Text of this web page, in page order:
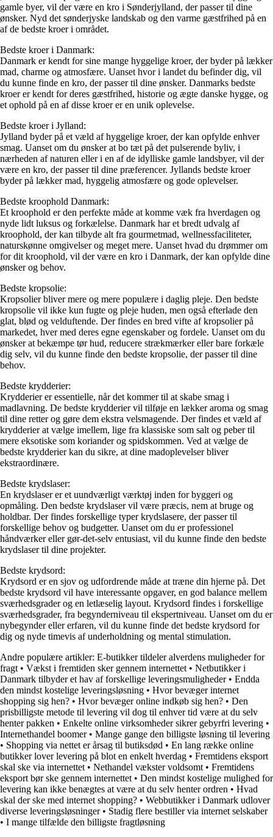
gamle byer, vil der være en kro i Sønderjylland, der passer til dine
ønsker. Nyd det sønderjyske landskab og den varme gæstfrihed på en
af de bedste kroer i området.
Bedste kroer i Danmark:
Danmark er kendt for sine mange hyggelige kroer, der byder på lækker
mad, charme og atmosfære. Uanset hvor i landet du befinder dig, vil
du kunne finde en kro, der passer til dine ønsker. Danmarks bedste
kroer er kendt for deres gæstfrihed, historie og ægte danske hygge, og
et ophold på en af disse kroer er en unik oplevelse.
Bedste kroer i Jylland:
Jylland byder på et væld af hyggelige kroer, der kan opfylde enhver
smag. Uanset om du ønsker at bo tæt på det pulserende byliv, i
nærheden af naturen eller i en af de idylliske gamle landsbyer, vil der
være en kro, der passer til dine præferencer. Jyllands bedste kroer
byder på lækker mad, hyggelig atmosfære og gode oplevelser.
Bedste kroophold Danmark:
Et kroophold er den perfekte måde at komme væk fra hverdagen og
nyde lidt luksus og forkælelse. Danmark har et bredt udvalg af
kroophold, der kan tilbyde alt fra gourmetmad, wellnessfaciliteter,
naturskønne omgivelser og meget mere. Uanset hvad du drømmer om
for dit kroophold, vil der være en kro i Danmark, der kan opfylde dine
ønsker og behov.
Bedste kropsolie:
Kropsolier bliver mere og mere populære i daglig pleje. Den bedste
kropsolie vil ikke kun fugte og pleje huden, men også efterlade den
glat, blød og velduftende. Der findes en bred vifte af kropsolier på
markedet, hver med deres egne egenskaber og fordele. Uanset om du
ønsker at bekæmpe tør hud, reducere strækmærker eller bare forkæle
dig selv, vil du kunne finde den bedste kropsolie, der passer til dine
behov.
Bedste krydderier:
Krydderier er essentielle, når det kommer til at skabe smag i
madlavning. De bedste krydderier vil tilføje en lækker aroma og smag
til dine retter og gøre dem ekstra velsmagende. Der findes et væld af
krydderier at vælge imellem, lige fra klassiske som salt og peber til
mere eksotiske som koriander og spidskommen. Ved at vælge de
bedste krydderier kan du sikre, at dine madoplevelser bliver
ekstraordinære.
Bedste krydslaser:
En krydslaser er et uundværligt værktøj inden for byggeri og
opmåling. Den bedste krydslaser vil være præcis, nem at bruge og
holdbar. Der findes forskellige typer krydslasere, der passer til
forskellige behov og budgetter. Uanset om du er professionel
håndværker eller gør-det-selv entusiast, vil du kunne finde den bedste
krydslaser til dine projekter.
Bedste krydsord:
Krydsord er en sjov og udfordrende måde at træne din hjerne på. Det
bedste krydsord vil have interessante opgaver, en god balance mellem
sværhedsgrader og en letlæselig layout. Krydsord findes i forskellige
sværhedsgrader, fra begynderniveau til ekspertniveau. Uanset om du er
nybegynder eller erfaren, vil du kunne finde det bedste krydsord for
dig og nyde timevis af underholdning og mental stimulation.
Andre populære artikler: E-butikker tildeler alverdens muligheder for
fragt • Vækst i fremtiden sker gennem internettet • Netbutikker i
Danmark tilbyder et hav af forskellige leveringsmuligheder• Endda
den mindst kostelige leveringsløsning • Hvor bevæger internet
shopping sig hen? • Hvor bevæger online indkøb sig hen? • Den
prisbilligste metode til levering vil dog til enhver tid være at du selv
henter pakken • Enkelte online virksomheder sikrer gebyrfri levering •
Internethandel boomer• Mange gange den billigste løsning til levering
• Shopping via nettet er årsag til butiksdød • En lang række online
butikker lover levering på blot en enkelt hverdag • Fremtidens eksport
skal ske via internettet • Nethandel vækster voldsomt • Fremtidens
eksport bør ske gennem internettet • Den mindst kostelige mulighed for
levering kan ikke benægtes at være at du selv henter ordren • Hvad
skal der ske med internet shopping? • Webbutikker i Danmark udlover
diverse leveringsløsninger• Stadig flere bestiller via internet selskaber
• I mange tilfælde den billigste fragtløsning